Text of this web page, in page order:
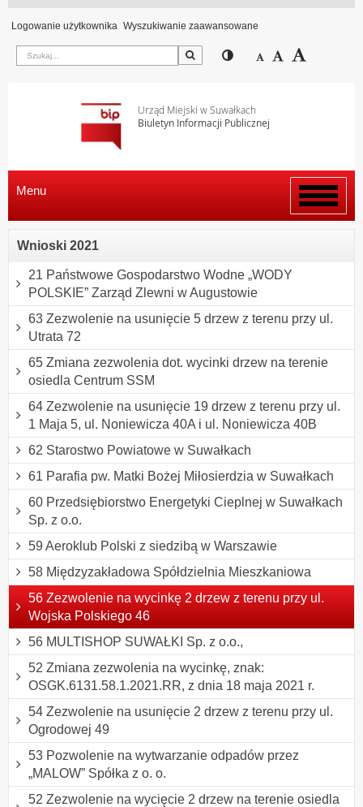
Logowanie użytkownika Wyszukiwanie zaawansowane
Szukaj Przełącz pomiędzy
Zmniejsz
Domyślny
Urząd Miejski w Suwałkach
Biuletyn Informacji Publicznej
Włącz
menu
Menu
Wnioski 2021
21 Państwowe Gospodarstwo Wodne „WODY
POLSKIE” Zarząd Zlewni w Augustowie
63 Zezwolenie na usunięcie 5 drzew z terenu przy ul.
Utrata 72
65 Zmiana zezwolenia dot. wycinki drzew na terenie
osiedla Centrum SSM
64 Zezwolenie na usunięcie 19 drzew z terenu przy ul.
1 Maja 5, ul. Noniewicza 40A i ul. Noniewicza 40B
62 Starostwo Powiatowe w Suwałkach
61 Parafia pw. Matki Bożej Miłosierdzia w Suwałkach
60 Przedsiębiorstwo Energetyki Cieplnej w Suwałkach
Sp. z o.o.
59 Aeroklub Polski z siedzibą w Warszawie
58 Międzyzakładowa Spółdzielnia Mieszkaniowa
56 Zezwolenie na wycinkę 2 drzew z terenu przy ul.
Wojska Polskiego 46
56 MULTISHOP SUWAŁKI Sp. z o.o.,
52 Zmiana zezwolenia na wycinkę, znak:
OSGK.6131.58.1.2021.RR, z dnia 18 maja 2021 r.
54 Zezwolenie na usunięcie 2 drzew z terenu przy ul.
Ogrodowej 49
53 Pozwolenie na wytwarzanie odpadów przez
„MALOW” Spółka z o. o.
52 Zezwolenie na wycięcie 2 drzew na terenie osiedla